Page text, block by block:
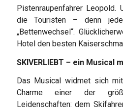
Pistenraupenfahrer Leopold.
die Touristen – denn
„Bettenwechsel“.
Hotel den besten
SKIVERLIEBT – ein Musical
Das Musical widmet sich
Charme einer der
Leidenschaften: dem